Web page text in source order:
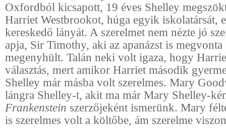
Oxfordból kicsapott, 19 éves Shelley
Harriet Westbrookot, húga egyik iskolatársát,
kereskedő lányát. A szerelmet nem nézte jó
apja, Sir Timothy, aki az apanázst is
megenyhült. Talán neki volt igaza, hogy
választás, mert amikor Harriet második
Shelley már másba volt szerelmes. Mary
lángra Shelley-t, akit ma már Mary Shelley-
Frankenstein szerzőjeként ismerünk. Mary
is szerelmes volt a költőbe, ám szerelme